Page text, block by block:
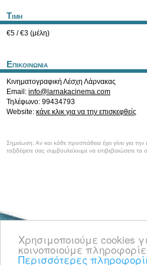
Χρησιμοποιούμε cookies
κοινοποιούμε
Περισσότερες
Τιμη
€5 / €3 (μέλη)
Επικοινωνια
Κινηματογραφική Λέσχη Λάρνακας
Email: info@larnakacinema.com
Τηλέφωνο: 99434793
Website: κάνε κλικ για να την επισκεφθείς
Σημείωση: Αν και κάθε προσπάθεια έχει γίνει για
ταξιδέψετε σας συμβουλεύουμε να επιβεβαιώσετε τα
κοινωνικές, μουσικές και όλες
πληροφορίες επικοινωνία